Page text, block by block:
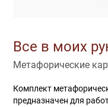
Все в моих
Метафорические
Комплект
предназначен для